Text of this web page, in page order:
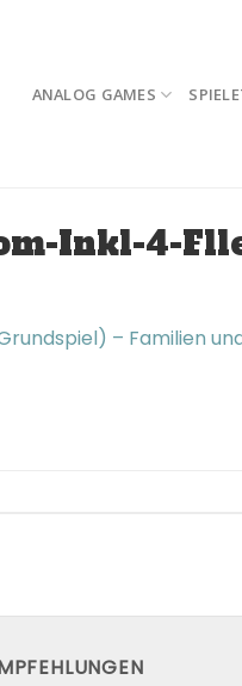
ANALOG GAMES
Inkl-4-
– Familien